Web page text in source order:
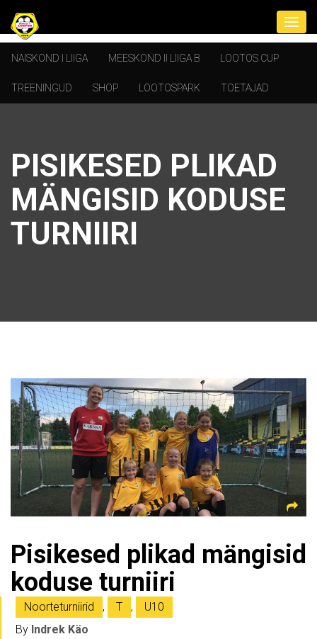
NAISKOND I LIIGA MEESKOND II LIIGA B LOOTOS CUP
TREENINGUD SHOP LOOTOSPARK TOETAJAD
PISIKESED PLIKAD
MÄNGISID KODUSE
TURNIIRI
Pisikesed plikad mängisid
koduse turniiri
Noorteturniirid , T ,
U10
By Indrek Käo